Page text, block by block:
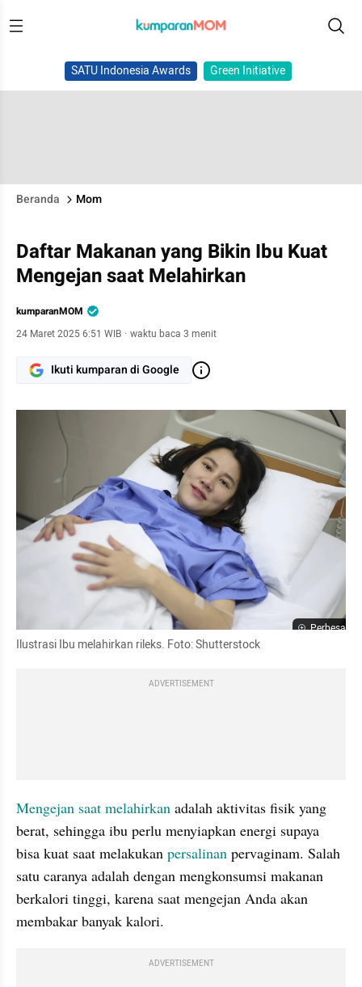
SATU Indonesia Awards Green Initiative
Beranda Mom
Daftar Makanan yang Bikin Ibu Kuat
Mengejan saat Melahirkan
kumparanMOM
24 Maret 2025 6:51 WIB · waktu baca 3 menit
Ikuti kumparan di Google
Perbesar
Ilustrasi Ibu melahirkan rileks. Foto: Shutterstock
ADVERTISEMENT
Mengejan saat melahirkan adalah aktivitas fisik yang
berat, sehingga ibu perlu menyiapkan energi supaya
bisa kuat saat melakukan persalinan pervaginam. Salah
satu caranya adalah dengan mengkonsumsi makanan
berkalori tinggi, karena saat mengejan Anda akan
membakar banyak kalori.
ADVERTISEMENT